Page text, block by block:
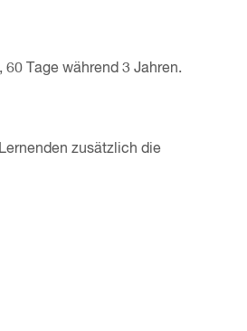
Tage während 3 Jahren.
zusätzlich die